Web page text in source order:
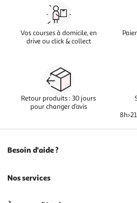
Vos courses à domicile, en
drive ou click & collect
Retour produits : 30 jours
pour changer d’avis
Besoin d'aide ?
Nos services